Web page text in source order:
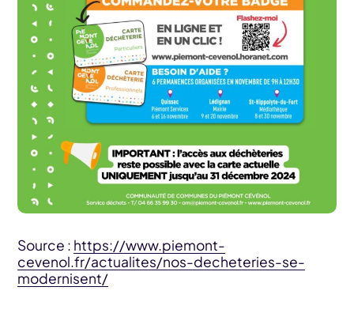
Source : https://www.piemont-
cevenol.fr/actualites/nos-decheteries-se-
modernisent/